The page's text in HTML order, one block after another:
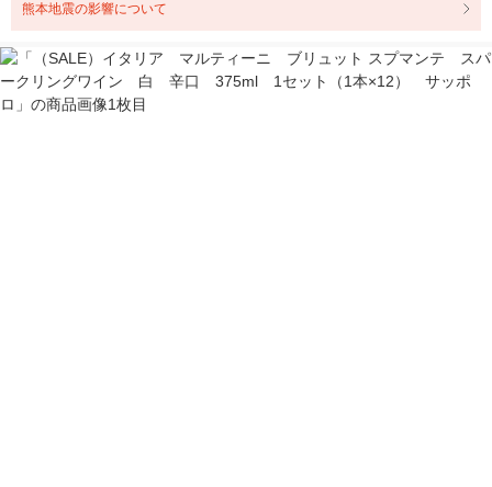
熊本地震の影響について